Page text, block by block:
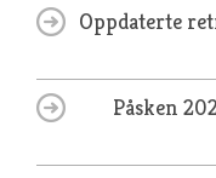
Oppdaterte
Påsken